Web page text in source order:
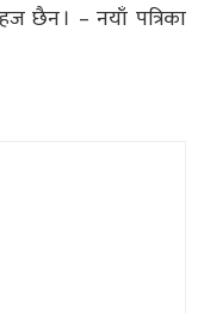
छैन । – नयाँ पत्रिका